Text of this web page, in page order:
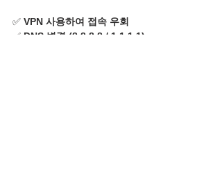
✅ VPN 사용하여 접속 우회
✅ DNS 변경 (8.8.8.8 / 1.1.1.1)